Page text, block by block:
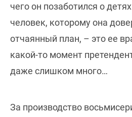
чего он позаботился о
человек, которому она
отчаянный план, – это ее
какой-то момент
даже слишком много…
За производство